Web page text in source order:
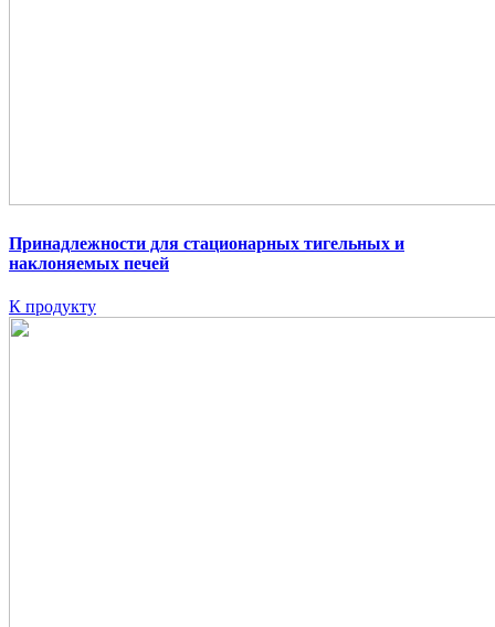
Принадлежности для стационарных тигельных и
наклоняемых печей
К продукту